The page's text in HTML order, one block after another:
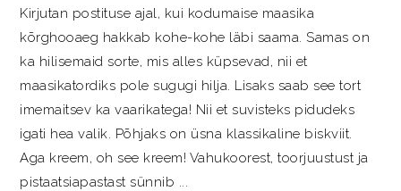
Kirjutan postituse ajal, kui kodumaise maasika
kõrghooaeg hakkab kohe-kohe läbi saama. Samas on
ka hilisemaid sorte, mis alles küpsevad, nii et
maasikatordiks pole sugugi hilja. Lisaks saab see tort
imemaitsev ka vaarikatega! Nii et suvisteks pidudeks
igati hea valik. Põhjaks on üsna klassikaline biskviit.
Aga kreem, oh see kreem! Vahukoorest, toorjuustust ja
pistaatsiapastast sünnib ...